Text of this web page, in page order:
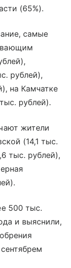
(65%).
самые
рублей),
на Камчатке
рублей).
жители
(14,1 тыс.
тыс. рублей),
500 тыс.
и выяснили,